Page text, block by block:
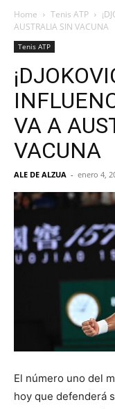
Home Tenis ATP
AUSTRALIA SIN VACUNA
Tenis ATP
VA A
VACUNA
ALE DE ALZUA - enero 4,
El número uno del
hoy que defenderá